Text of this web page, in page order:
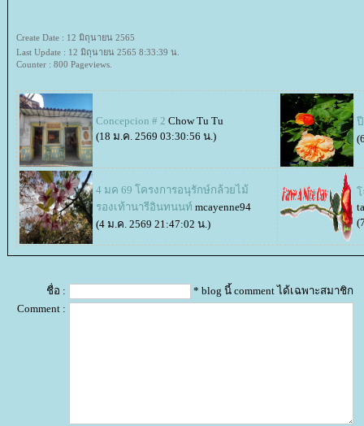
Create Date : 12 มิถุนายน 2565
Last Update : 12 มิถุนายน 2565 8:33:39 น.
Counter : 800 Pageviews.
Concepcion # 2 Chow Tu Tu
(18 ม.ค. 2569 03:30:56 น.)
4 มค 69 โครงการอนุรักษ์กล้วยไม้
รองเท้านารีอินทนนท์ mcayenne94
(4 ม.ค. 2569 21:47:02 น.)
ชื่อ :
* blog นี้ comment ได้เฉพาะสมาชิก
Comment :